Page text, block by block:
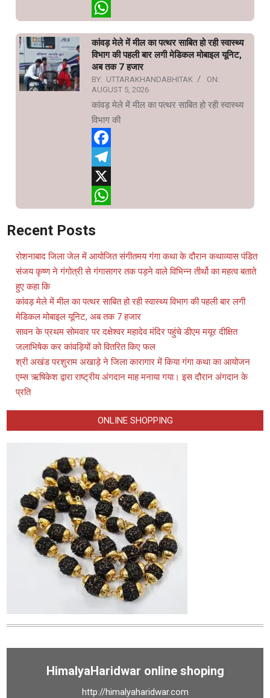
X
कांवड़ मेले में मील का पत्थर साबित हो रही स्वास्थ्य
विभाग की पहली बार लगी मेडिकल मोबाइल यूनिट,
अब तक 7 हजार
BY: UTTARAKHANDABHITAK
ON:
AUGUST 5, 2026
कांवड़ मेले में मील का पत्थर साबित हो रही स्वास्थ्य
विभाग की
Facebook
Telegram
X
Recent Posts
रोशनाबाद जिला जेल में आयोजित संगीतमय गंगा कथा के दौरान कथाव्यास पंडित
संजय कृष्ण ने गंगोत्री से गंगासागर तक पड़ने वाले विभिन्न तीर्थो का महत्व बताते
हुए कहा कि
कांवड़ मेले में मील का पत्थर साबित हो रही स्वास्थ्य विभाग की पहली बार लगी
मेडिकल मोबाइल यूनिट, अब तक 7 हजार
सावन के प्रथम सोमवार पर दक्षेश्वर महादेव मंदिर पहुंचे डीएम मयूर दीक्षित
जलाभिषेक कर कांवड़ियों को वितरित किए फल
श्री अखंड परशुराम अखाड़े ने जिला कारागार में किया गंगा कथा का आयोजन
एम्स ऋषिकेश द्वारा राष्ट्रीय अंगदान माह मनाया गया। इस दौरान अंगदान के
प्रति
ONLINE SHOPPING
HimalyaHaridwar online shoping
http://himalyaharidwar.com